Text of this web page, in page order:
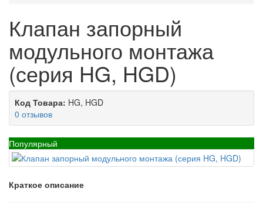
Клапан запорный
модульного монтажа
(серия HG, HGD)
Код Товара: HG, HGD
0 отзывов
Популярный
Краткое описание